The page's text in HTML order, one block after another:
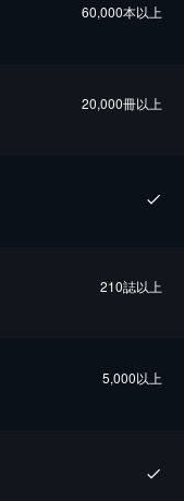
60,000本以上
20,000冊以上
210誌以上
5,000以上